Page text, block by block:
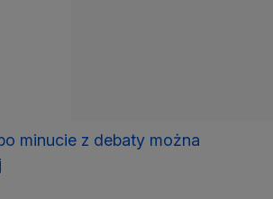
minucie z debaty można